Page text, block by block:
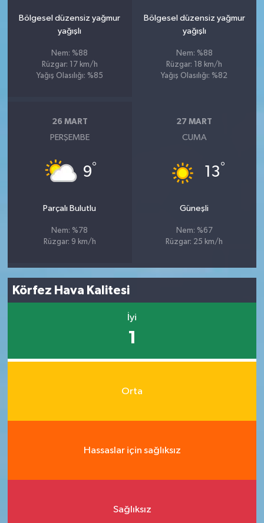
Bölgesel düzensiz yağmur
yağışlı
Nem: %88
Rüzgar: 17 km/h
Yağış Olasılığı: %85
Bölgesel düzensiz yağmur
yağışlı
Nem: %88
Rüzgar: 18 km/h
Yağış Olasılığı: %82
26 MART
PERŞEMBE
9°
Parçalı Bulutlu
Nem: %78
Rüzgar: 9 km/h
27 MART
CUMA
13°
Güneşli
Nem: %67
Rüzgar: 25 km/h
Körfez Hava Kalitesi
İyi
1
Orta
Hassaslar için sağlıksız
Sağlıksız